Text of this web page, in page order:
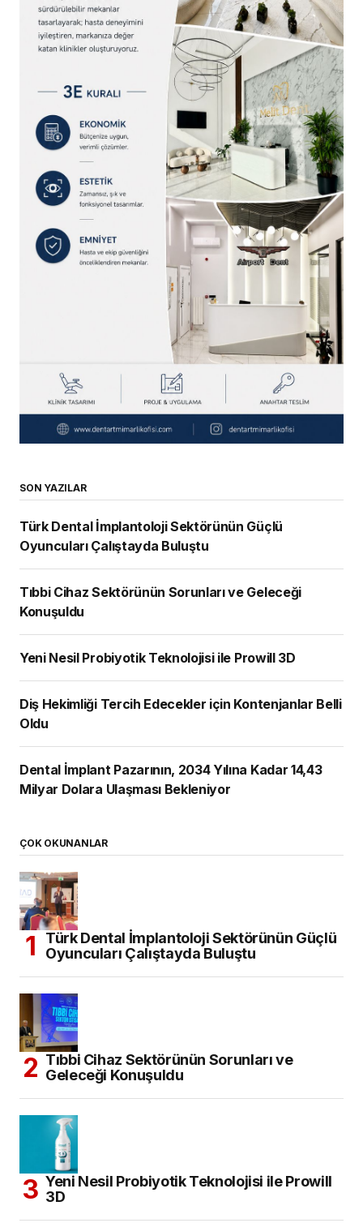
SON YAZILAR
Türk Dental İmplantoloji Sektörünün Güçlü
Oyuncuları Çalıştayda Buluştu
Tıbbi Cihaz Sektörünün Sorunları ve Geleceği
Konuşuldu
Yeni Nesil Probiyotik Teknolojisi ile Prowill 3D
Diş Hekimliği Tercih Edecekler için Kontenjanlar Belli
Oldu
Dental İmplant Pazarının, 2034 Yılına Kadar 14,43
Milyar Dolara Ulaşması Bekleniyor
ÇOK OKUNANLAR
Türk Dental İmplantoloji Sektörünün Güçlü
Oyuncuları Çalıştayda Buluştu
Tıbbi Cihaz Sektörünün Sorunları ve
Geleceği Konuşuldu
Yeni Nesil Probiyotik Teknolojisi ile Prowill
3D